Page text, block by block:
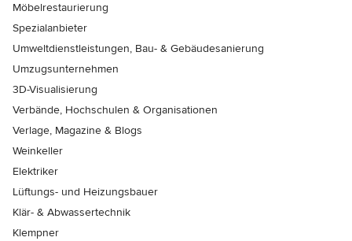
Möbelrestaurierung
Spezialanbieter
Umweltdienstleistungen, Bau- & Gebäudesanierung
Umzugsunternehmen
3D-Visualisierung
Verbände, Hochschulen & Organisationen
Verlage, Magazine & Blogs
Weinkeller
Elektriker
Lüftungs- und Heizungsbauer
Klär- & Abwassertechnik
Klempner